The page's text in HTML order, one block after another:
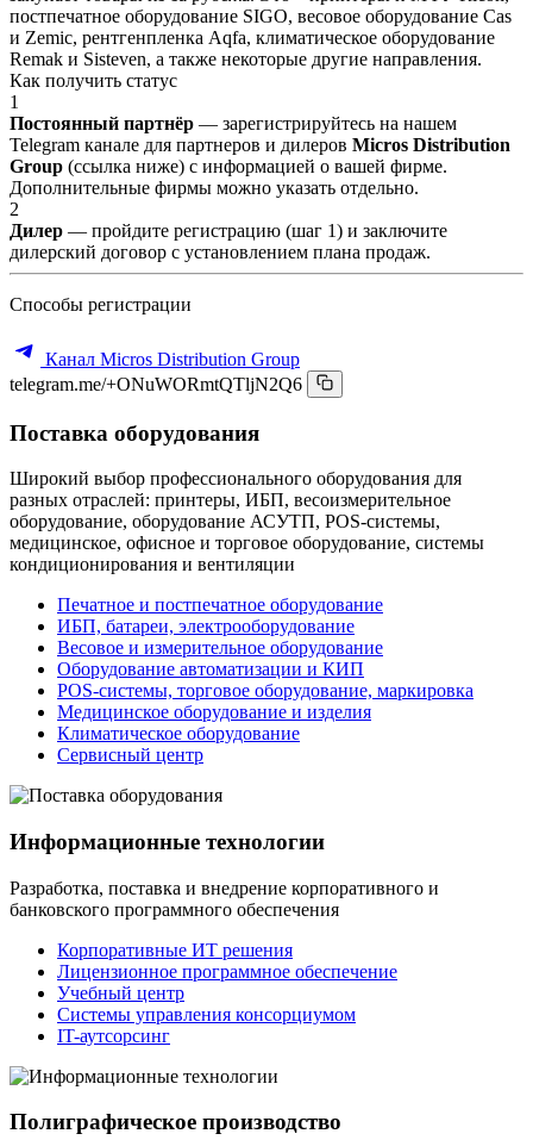
постпечатное оборудование SIGO, весовое оборудование Cas
и Zemic, рентгенпленка Aqfa, климатическое оборудование
Remak и Sisteven, а также некоторые другие направления.
Как получить статус
1
Постоянный партнёр — зарегистрируйтесь на нашем
Telegram канале для партнеров и дилеров Micros Distribution
Group (ссылка ниже) с информацией о вашей фирме.
Дополнительные фирмы можно указать отдельно.
2
Дилер — пройдите регистрацию (шаг 1) и заключите
дилерский договор с установлением плана продаж.
Способы регистрации
Канал Micros Distribution Group
telegram.me/+ONuWORmtQTljN2Q6
Поставка оборудования
Широкий выбор профессионального оборудования для
разных отраслей: принтеры, ИБП, весоизмерительное
оборудование, оборудование АСУТП, POS-системы,
медицинское, офисное и торговое оборудование, системы
кондиционирования и вентиляции
Печатное и постпечатное оборудование
ИБП, батареи, электрооборудование
Весовое и измерительное оборудование
Оборудование автоматизации и КИП
POS-системы, торговое оборудование, маркировка
Медицинское оборудование и изделия
Климатическое оборудование
Сервисный центр
Информационные технологии
Разработка, поставка и внедрение корпоративного и
банковского программного обеспечения
Корпоративные ИТ решения
Лицензионное программное обеспечение
Учебный центр
Системы управления консорциумом
IT-аутсорсинг
Полиграфическое производство